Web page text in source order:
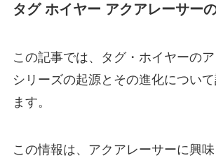
タグ ホイヤー アクアレーサー
この記事では、タグ・ホイヤーの
シリーズの起源とその進化につい
ます。
この情報は、アクアレーサーに興